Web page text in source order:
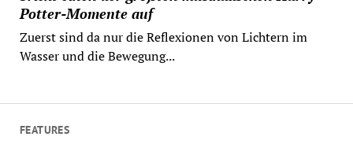
Potter-Momente auf
Zuerst sind da nur die Reflexionen von Lichtern im
Wasser und die Bewegung...
FEATURES